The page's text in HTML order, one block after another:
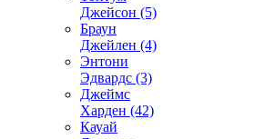
Джейсон (5)
Браун
Джейлен (4)
Энтони
Эдвардс (3)
Джеймс
Харден (42)
Кауай